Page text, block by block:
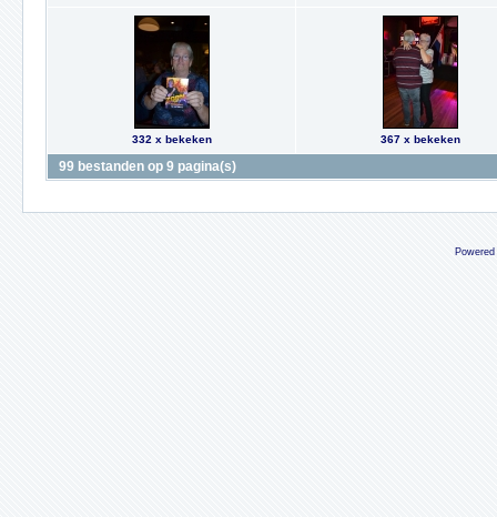
332 x bekeken 367 x bekeken
99 bestanden op 9 pagina(s)